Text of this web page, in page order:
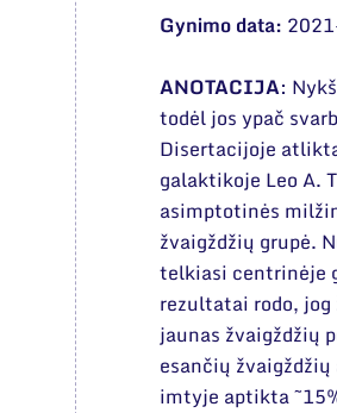
Gynimo data:
ANOTACIJA:
todėl jos ypač
Disertacijoje
galaktikoje Leo A.
asimptotinės
žvaigždžių grupė.
telkiasi centrinėje
rezultatai rodo,
jaunas žvaigždžių
esančių
imtyje aptikta